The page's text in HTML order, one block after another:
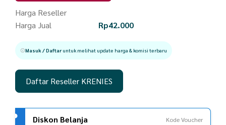
Harga Reseller
Harga Jual
Rp42.000
Masuk / Daftaruntuk melihat update harga & komisi terbaru
Daftar Reseller KRENIES
Diskon Belanja
Kode Voucher